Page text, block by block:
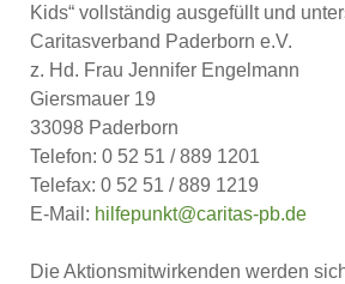
Kids“ vollständig ausgefüllt und
Caritasverband Paderborn e.V.
z. Hd. Frau Jennifer Engelmann
Giersmauer 19
33098 Paderborn
Telefon: 0 52 51 / 889 1201
Telefax: 0 52 51 / 889 1219
E-Mail: hilfepunkt@caritas-pb.de
Die Aktionsmitwirkenden werden